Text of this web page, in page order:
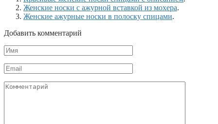
Женские носки с ажурной вставкой из мохера.
Женские ажурные носки в полоску спицами.
Добавить комментарий
Имя
*
Email
*
Комментарий